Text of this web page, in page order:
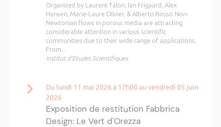
Organized by Laurent Talon, Ian Frigaard, Alex
Hansen, Marie-Laure Olivier, & Alberto Rosso Non-
Newtonian flows in porous media are attracting
considerable attention in various scientific
communities due to their wide range of applications.
From...
Institut d'Etudes Scientifiques
Du lundi 11 mai 2026 à 17h00 au vendredi 05 juin
2026
Exposition de restitution Fabbrica
Design: Le Vert d'Orezza